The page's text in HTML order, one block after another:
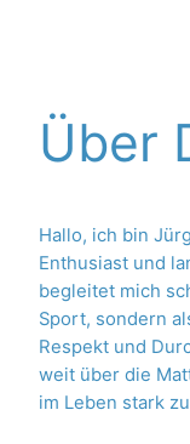
Über
Hallo, ich bin
Enthusiast und
begleitet mich
Sport, sondern
Respekt und
weit über die
im Leben stark